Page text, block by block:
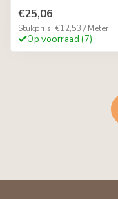
€25,06
Stukprijs: €12,53 / Meter
Op voorraad (7)